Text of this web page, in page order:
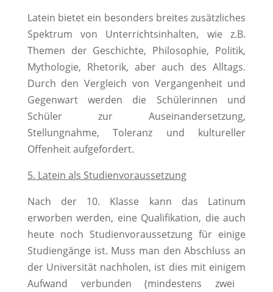
Latein bietet ein besonders breites zusätzliches
Spektrum von Unterrichtsinhalten, wie z.B.
Themen der Geschichte, Philosophie, Politik,
Mythologie, Rhetorik, aber auch des Alltags.
Durch den Vergleich von Vergangenheit und
Gegenwart werden die Schülerinnen und
Schüler zur Auseinandersetzung,
Stellungnahme, Toleranz und kultureller
Offenheit aufgefordert.
5. Latein als Studienvoraussetzung
Nach der 10. Klasse kann das Latinum
erworben werden, eine Qualifikation, die auch
heute noch Studienvoraussetzung für einige
Studiengänge ist. Muss man den Abschluss an
der Universität nachholen, ist dies mit einigem
Aufwand verbunden (mindestens zwei